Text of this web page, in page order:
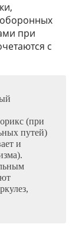
при
с
(при
путей)
и